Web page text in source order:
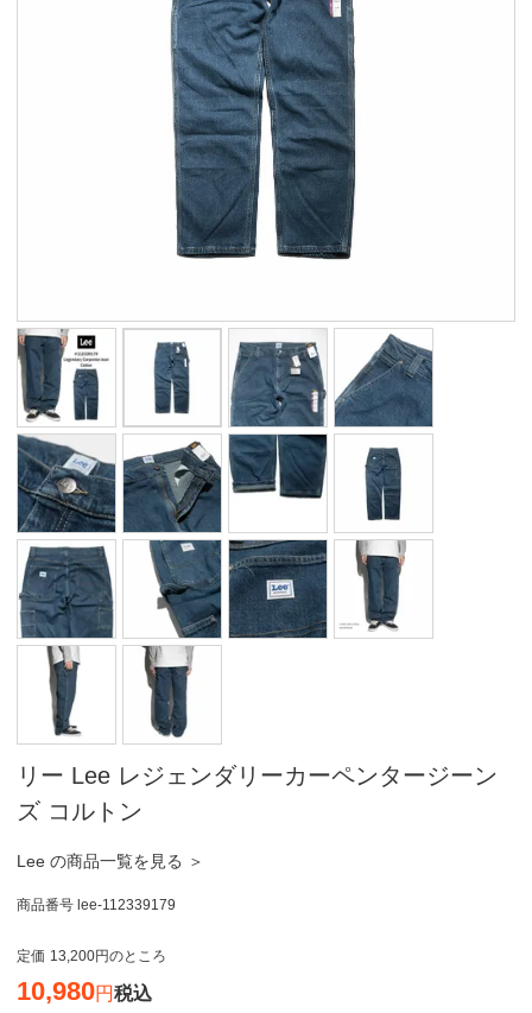
リー Lee レジェンダリーカーペンタージーン
ズ コルトン
Lee の商品一覧を見る ＞
商品番号 lee-112339179
定価 13,200 のところ
10,980 税込